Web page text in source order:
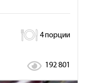
4 порции
192 801